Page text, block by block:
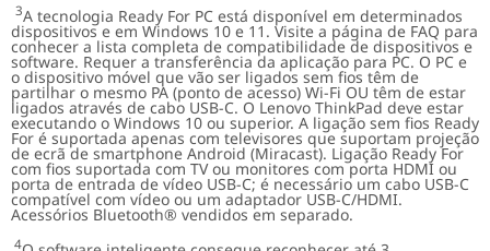
3A tecnologia Ready For PC está disponível em determinados
dispositivos e em Windows 10 e 11. Visite a página de FAQ para
conhecer a lista completa de compatibilidade de dispositivos e
software. Requer a transferência da aplicação para PC. O PC e
o dispositivo móvel que vão ser ligados sem fios têm de
partilhar o mesmo PA (ponto de acesso) Wi-Fi OU têm de estar
ligados através de cabo USB-C. O Lenovo ThinkPad deve estar
executando o Windows 10 ou superior. A ligação sem fios Ready
For é suportada apenas com televisores que suportam projeção
de ecrã de smartphone Android (Miracast). Ligação Ready For
com fios suportada com TV ou monitores com porta HDMI ou
porta de entrada de vídeo USB-C; é necessário um cabo USB-C
compatível com vídeo ou um adaptador USB-C/HDMI.
Acessórios Bluetooth® vendidos em separado.
4